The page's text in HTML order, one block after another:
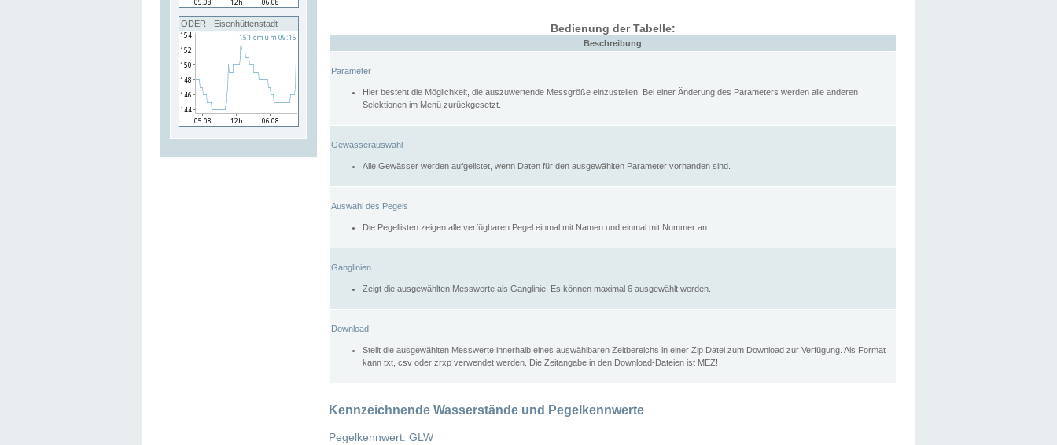
ODER - Eisenhüttenstadt Bedienung der Tabelle:
Beschreibung
Parameter
Hier besteht die Möglichkeit, die auszuwertende Messgröße einzustellen. Bei einer Änderung des Parameters werden alle anderen
Selektionen im Menü zurückgesetzt.
Gewässerauswahl
Alle Gewässer werden aufgelistet, wenn Daten für den ausgewählten Parameter vorhanden sind.
Auswahl des Pegels
Die Pegellisten zeigen alle verfügbaren Pegel einmal mit Namen und einmal mit Nummer an.
Ganglinien
Zeigt die ausgewählten Messwerte als Ganglinie. Es können maximal 6 ausgewählt werden.
Download
Stellt die ausgewählten Messwerte innerhalb eines auswählbaren Zeitbereichs in einer Zip Datei zum Download zur Verfügung. Als Format
kann txt, csv oder zrxp verwendet werden. Die Zeitangabe in den Download-Dateien ist MEZ!
Kennzeichnende Wasserstände und Pegelkennwerte
Pegelkennwert: GLW